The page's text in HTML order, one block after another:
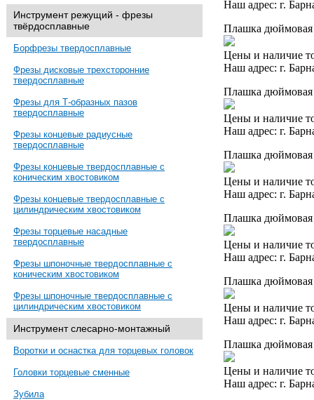
Инструмент режущий - фрезы
твёрдосплавные
Борфрезы твердосплавные
Фрезы дисковые трехсторонние
твердосплавные
Фрезы для Т-образных пазов
твердосплавные
Фрезы концевые радиусные
твердосплавные
Фрезы концевые твердосплавные с
коническим хвостовиком
Фрезы концевые твердосплавные с
цилиндрическим хвостовиком
Фрезы торцевые насадные
твердосплавные
Фрезы шпоночные твердосплавные с
коническим хвостовиком
Фрезы шпоночные твердосплавные с
цилиндрическим хвостовиком
Инструмент слесарно-монтажный
Воротки и оснастка для торцевых головок
Головки торцевые сменные
Зубила
Наш адрес: г.
Плашка
Цены и наличие
Наш адрес: г.
Плашка
Цены и наличие
Наш адрес: г.
Плашка
Цены и наличие
Наш адрес: г.
Плашка
Цены и наличие
Наш адрес: г.
Плашка
Цены и наличие
Наш адрес: г.
Плашка
Цены и наличие
Наш адрес: г.